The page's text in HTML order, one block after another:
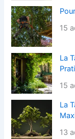
15
La
15
La
13